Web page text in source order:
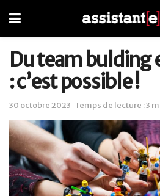
Du team bulding
: c’est possible !
30 octobre 2023 Temps de lecture : 3